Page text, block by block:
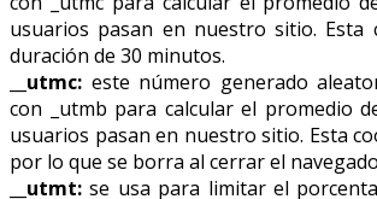
usuarios pasan en nuestro sitio. Esta
duración de 30 minutos.
__utmc: este número generado
con _utmb para calcular el promedio
usuarios pasan en nuestro sitio. Esta
por lo que se borra al cerrar el
__utmt: se usa para limitar el